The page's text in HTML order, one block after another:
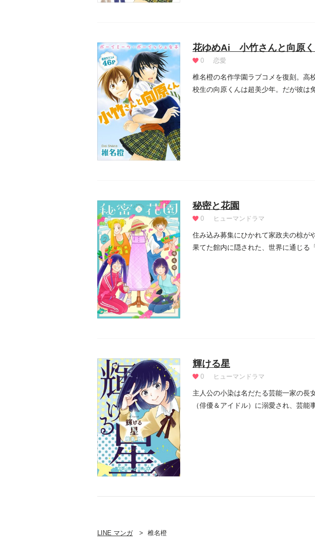
花ゆめAi 小竹さんと向原
0 恋愛
椎名橙の名作学園ラブコメを復刻。高
校生の向原くんは超美少年。だが彼
秘密と花園
0 ヒューマンドラマ
住み込み募集にひかれて家政夫の椋が
果てた館内に隠された、世界に通じる
輝ける星
0 ヒューマンドラマ
主人公の小染は名だたる芸能一家の
（俳優＆アイドル）に溺愛され、芸
LINE マンガ 椎名橙